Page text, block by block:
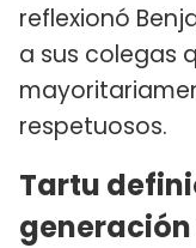
reflexionó
a sus colegas
respetuosos.
Tartu